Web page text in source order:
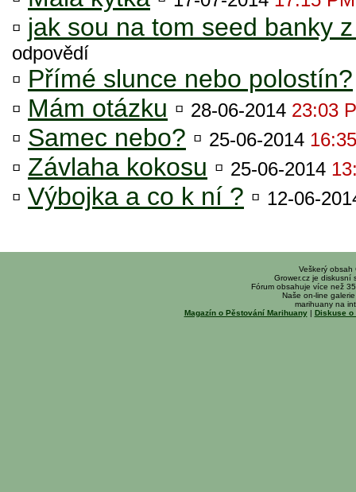
▫ jak sou na tom seed banky
odpovědí
▫ Přímé slunce nebo polostín?
▫ Mám otázku ▫ 28-06-2014 23:03
▫ Samec nebo? ▫ 25-06-2014
▫ Závlaha kokosu ▫ 25-06-2014
▫ Výbojka a co k ní ? ▫ 12-06-
Veškerý obsah
Grower.cz je diskusní
Fórum obsahuje více než
Naše on-line
marihuany na
Magazín o Pěstování Marihuany| Diskuse o